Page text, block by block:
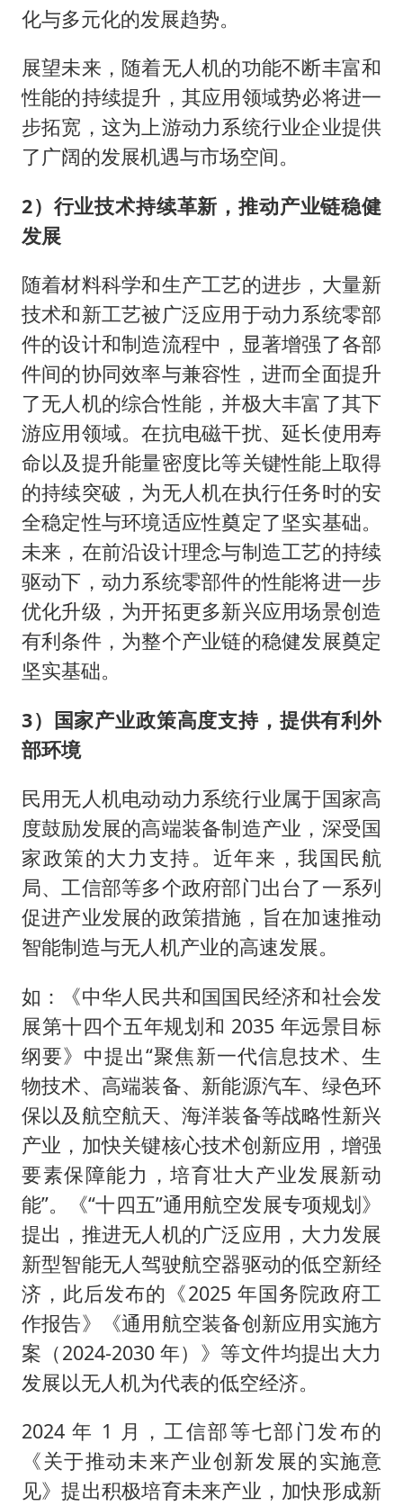
化与多元化的发展趋势。
展望未来，随着无人机的功能不断丰富和
性能的持续提升，其应用领域势必将进一
步拓宽，这为上游动力系统行业企业提供
了广阔的发展机遇与市场空间。
2）行业技术持续革新，推动产业链稳健
发展
随着材料科学和生产工艺的进步，大量新
技术和新工艺被广泛应用于动力系统零部
件的设计和制造流程中，显著增强了各部
件间的协同效率与兼容性，进而全面提升
了无人机的综合性能，并极大丰富了其下
游应用领域。在抗电磁干扰、延长使用寿
命以及提升能量密度比等关键性能上取得
的持续突破，为无人机在执行任务时的安
全稳定性与环境适应性奠定了坚实基础。
未来，在前沿设计理念与制造工艺的持续
驱动下，动力系统零部件的性能将进一步
优化升级，为开拓更多新兴应用场景创造
有利条件，为整个产业链的稳健发展奠定
坚实基础。
3）国家产业政策高度支持，提供有利外
部环境
民用无人机电动动力系统行业属于国家高
度鼓励发展的高端装备制造产业，深受国
家政策的大力支持。近年来，我国民航
局、工信部等多个政府部门出台了一系列
促进产业发展的政策措施，旨在加速推动
智能制造与无人机产业的高速发展。
如：《中华人民共和国国民经济和社会发
展第十四个五年规划和 2035 年远景目标
纲要》中提出“聚焦新一代信息技术、生
物技术、高端装备、新能源汽车、绿色环
保以及航空航天、海洋装备等战略性新兴
产业，加快关键核心技术创新应用，增强
要素保障能力，培育壮大产业发展新动
能”。《“十四五”通用航空发展专项规划》
提出，推进无人机的广泛应用，大力发展
新型智能无人驾驶航空器驱动的低空新经
济，此后发布的《2025 年国务院政府工
作报告》《通用航空装备创新应用实施方
案（2024-2030 年）》等文件均提出大力
发展以无人机为代表的低空经济。
2024 年 1 月，工信部等七部门发布的
《关于推动未来产业创新发展的实施意
见》提出积极培育未来产业，加快形成新